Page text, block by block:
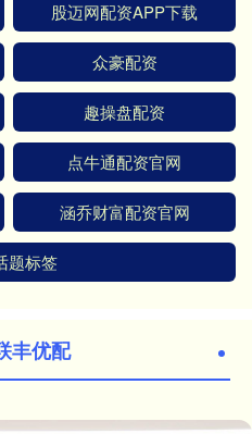
股迈网配资APP下载
众豪配资
趣操盘配资
点牛通配资官网
涵乔财富配资官网
题标签
丰优配